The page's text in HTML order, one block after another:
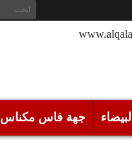
جهة فاس مكناس